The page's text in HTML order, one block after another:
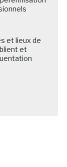
et lieux de
et